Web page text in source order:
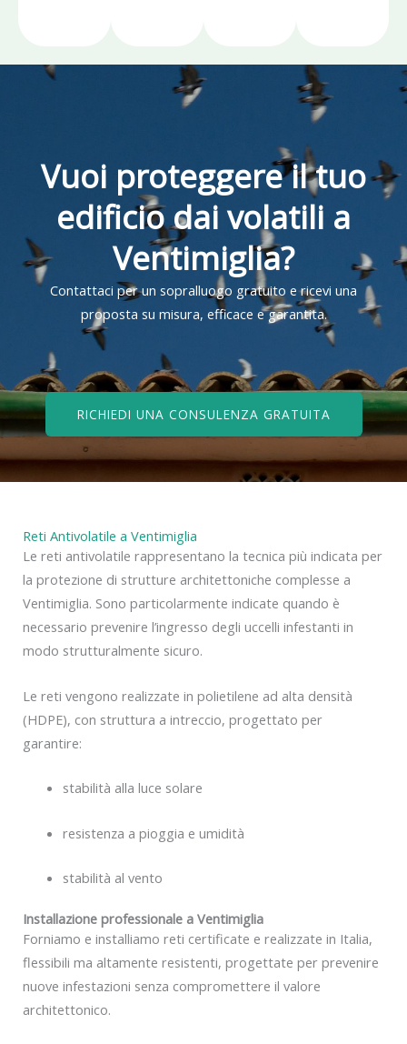
Vuoi proteggere il tuo
edificio dai volatili a
Ventimiglia?
Contattaci per un sopralluogo gratuito e ricevi una
proposta su misura, efficace e garantita.
RICHIEDI UNA CONSULENZA GRATUITA
Reti Antivolatile a Ventimiglia
Le reti antivolatile rappresentano la tecnica più indicata per
la protezione di strutture architettoniche complesse a
Ventimiglia. Sono particolarmente indicate quando è
necessario prevenire l’ingresso degli uccelli infestanti in
modo strutturalmente sicuro.
Le reti vengono realizzate in polietilene ad alta densità
(HDPE), con struttura a intreccio, progettato per
garantire:
stabilità alla luce solare
resistenza a pioggia e umidità
stabilità al vento
Installazione professionale a Ventimiglia
Forniamo e installiamo reti certificate e realizzate in Italia,
flessibili ma altamente resistenti, progettate per prevenire
nuove infestazioni senza compromettere il valore
architettonico.